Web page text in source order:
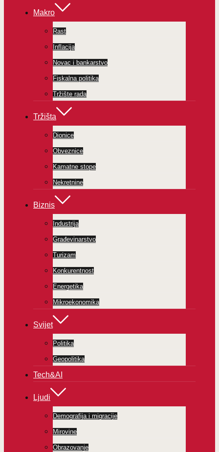
Makro
Rast
Inflacija
Novac i bankarstvo
Fiskalna politika
Tržište rada
Tržišta
Dionice
Obveznice
Kamatne stope
Nekretnine
Biznis
Industrija
Građevinarstvo
Turizam
Konkurentnost
Energetika
Mikroekonomika
Svijet
Politika
Geopolitika
Tech&AI
Ljudi
Demografija i migracije
Mirovine
Obrazovanje